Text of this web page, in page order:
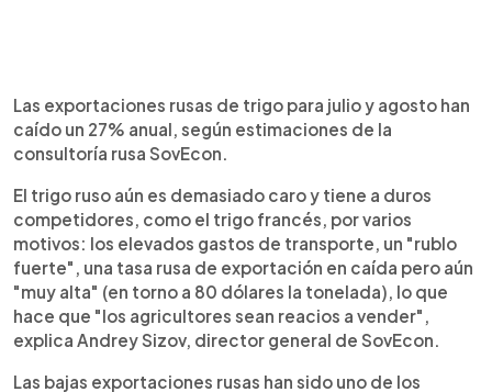
Las exportaciones rusas de trigo para julio y agosto han
caído un 27% anual, según estimaciones de la
consultoría rusa SovEcon.
El trigo ruso aún es demasiado caro y tiene a duros
competidores, como el trigo francés, por varios
motivos: los elevados gastos de transporte, un "rublo
fuerte", una tasa rusa de exportación en caída pero aún
"muy alta" (en torno a 80 dólares la tonelada), lo que
hace que "los agricultores sean reacios a vender",
explica Andrey Sizov, director general de SovEcon.
Las bajas exportaciones rusas han sido uno de los